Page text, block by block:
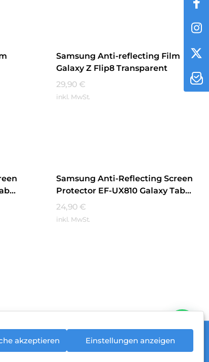
akzeptieren Einstellungen anzeigen
Samsung Anti-reflecting Film
Galaxy Z Flip8 Transparent
29,90 €
inkl. MwSt.
Samsung Anti-Reflecting Screen
Protector EF-UX810 Galaxy Tab
S9+/Tab S9 FE+ Transparent
24,90 €
inkl. MwSt.
Newsletter